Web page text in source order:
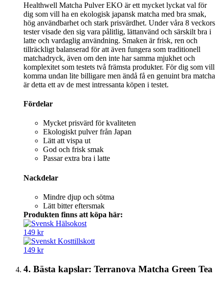
Healthwell Matcha Pulver EKO är ett mycket lyckat val för
dig som vill ha en ekologisk japansk matcha med bra smak,
hög användbarhet och stark prisvärdhet. Under våra 8 veckors
tester visade den sig vara pålitlig, lättanvänd och särskilt bra i
latte och vardaglig användning. Smaken är frisk, ren och
tillräckligt balanserad för att även fungera som traditionell
matchadryck, även om den inte har samma mjukhet och
komplexitet som testets två främsta produkter. För dig som vill
komma undan lite billigare men ändå få en genuint bra matcha
är detta ett av de mest intressanta köpen i testet.
Fördelar
Mycket prisvärd för kvaliteten
Ekologiskt pulver från Japan
Lätt att vispa ut
God och frisk smak
Passar extra bra i latte
Nackdelar
Mindre djup och sötma
Lätt bitter eftersmak
Produkten finns att köpa här:
149 kr
149 kr
4. Bästa kapslar: Terranova Matcha Green Tea